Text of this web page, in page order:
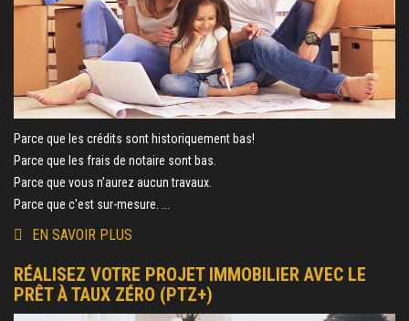
Parce que les crédits sont historiquement bas!
Parce que les frais de notaire sont bas.
Parce que vous n’aurez aucun travaux.
Parce que c'est sur-mesure. ...
EN SAVOIR PLUS
RÉALISEZ VOTRE PROJET IMMOBILIER AVEC LE
PRÊT À TAUX ZÉRO (PTZ+)